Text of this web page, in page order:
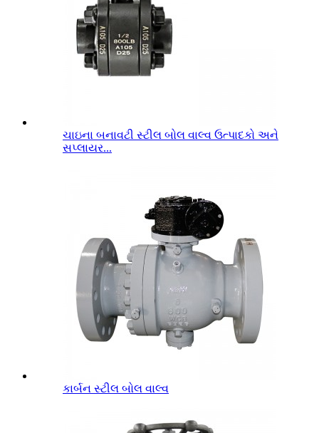
ચાઇના બનાવટી સ્ટીલ બોલ વાલ્વ ઉત્પાદકો અને
સપ્લાયર...
કાર્બન સ્ટીલ બોલ વાલ્વ